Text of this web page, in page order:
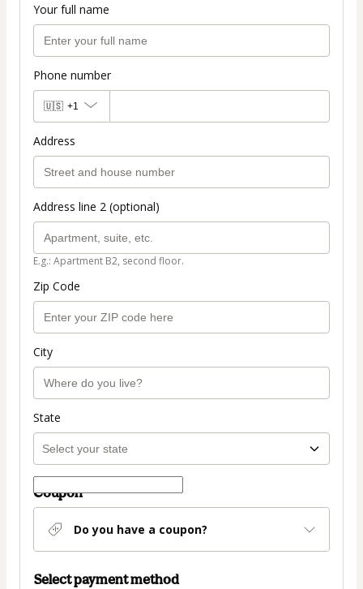
Your full name
Phone number
🇺🇸 +1
Address
Address line 2 (optional)
E.g.: Apartment B2, second floor.
Zip Code
City
State
Coupon
Do you have a coupon?
Select payment method